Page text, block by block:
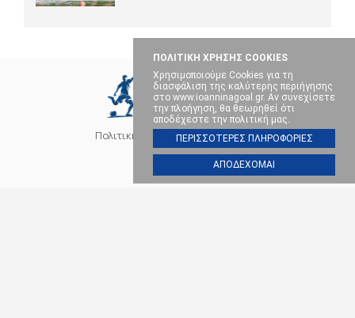
ΠΟΛΙΤΙΚΗ ΧΡΗΣΗΣ COOKIES
Χρησιμοποιούμε Cookies για τη
διασφάλιση της καλύτερης περιήγησης
στο www.ioanninagoal.gr. Αν συνεχίσετε
την πλοήγηση, θα θεωρηθεί ότι
αποδέχεστε την πολιτική μας.
ΠΕΡΙΣΣΟΤΕΡΕΣ ΠΛΗΡΟΦΟΡΙΕΣ
ΑΠΟΔΕΧΟΜΑΙ
Πολιτική Cookies Επικοινωνία
SOCIAL MEDIA